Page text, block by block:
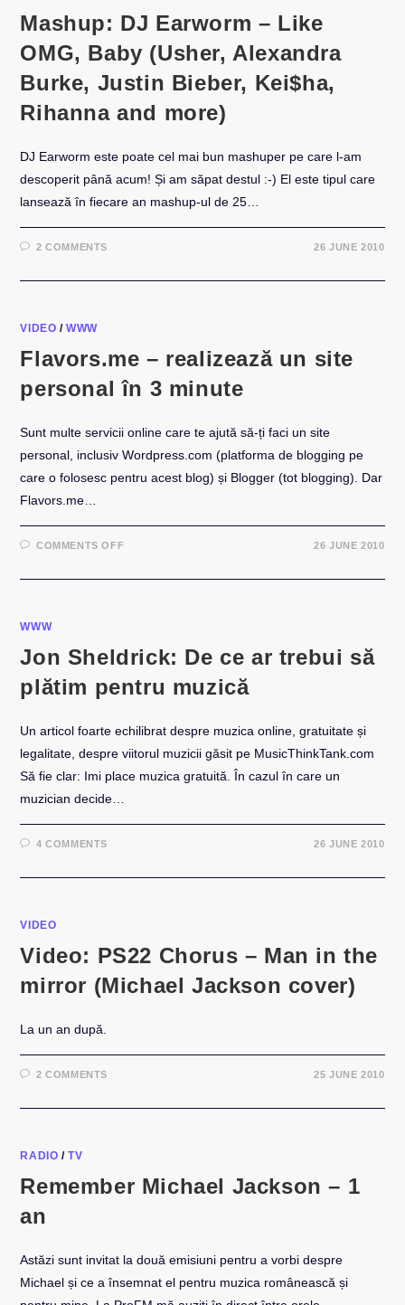
Mashup: DJ Earworm – Like
OMG, Baby (Usher, Alexandra
Burke, Justin Bieber, Kei$ha,
Rihanna and more)
DJ Earworm este poate cel mai bun mashuper pe care l-am
descoperit până acum! Și am săpat destul :-) El este tipul care
lansează în fiecare an mashup-ul de 25…
2 COMMENTS 26 JUNE 2010
VIDEO /WWW
Flavors.me – realizează un site
personal în 3 minute
Sunt multe servicii online care te ajută să-ți faci un site
personal, inclusiv Wordpress.com (platforma de blogging pe
care o folosesc pentru acest blog) și Blogger (tot blogging). Dar
Flavors.me…
COMMENTS OFFON
REALIZEAZĂ
MINUTE
26 JUNE 2010
WWW
Jon Sheldrick: De ce ar trebui să
plătim pentru muzică
Un articol foarte echilibrat despre muzica online, gratuitate și
legalitate, despre viitorul muzicii găsit pe MusicThinkTank.com
Să fie clar: Imi place muzica gratuită. În cazul în care un
muzician decide…
4 COMMENTS 26 JUNE 2010
VIDEO
Video: PS22 Chorus – Man in the
mirror (Michael Jackson cover)
La un an după.
2 COMMENTS 25 JUNE 2010
RADIO /TV
Remember Michael Jackson – 1
an
Astăzi sunt invitat la două emisiuni pentru a vorbi despre
Michael și ce a însemnat el pentru muzica românească și